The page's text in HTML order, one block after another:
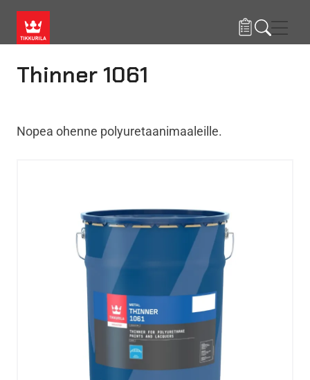
Thinner 1061
Nopea ohenne polyuretaanimaaleille.